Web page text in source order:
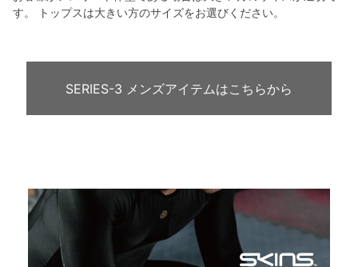
す。 トップスは大きい方のサイズをお選びください。
SERIES-3 メンズアイテムはこちらから